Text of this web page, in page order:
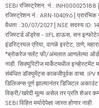
SEBI रजिस्ट्रेशन. नं.: INH000025188
रजिस्ट्रेशन नं.: ARN-104096 | प्रारंभिक
वैधता : 30/07/2027 | NSE सदस्य ID:
रजिस्टर्ड ॲड्रेस - IIFL हाऊस, सन
इंडस्ट्रियल एरिया, वागळे इस्टेट, ठाणे,
*ब्रोकरेज फ्लॅट फी/अंमलात आणलेल्या
नाही. सिक्युरिटीज मार्केटमधील इन्व्हेस्टमेंट
संबंधित डॉक्युमेंट्स काळजीपूर्वक वाचा. IPV
डिलिजन्स पूर्ण झाल्यानंतर डिजिटल
विक्री/खरेदी मूल्य असेल तर प्रति शेअर
SEBI विहित मर्यादेपेक्षा जास्त होणार नाही.